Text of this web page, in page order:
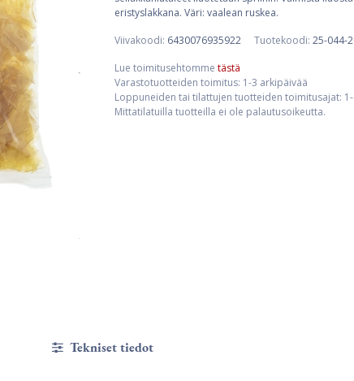
eristyslakkana. Väri: vaalean ruskea.
Viivakoodi: 6430076935922 Tuotekoodi: 25-044-
Lue toimitusehtomme tästä
Varastotuotteiden toimitus: 1-3 arkipäivää
Loppuneiden tai tilattujen tuotteiden toimitusajat:
Mittatilatuilla tuotteilla ei ole palautusoikeutta.
Tekniset tiedot